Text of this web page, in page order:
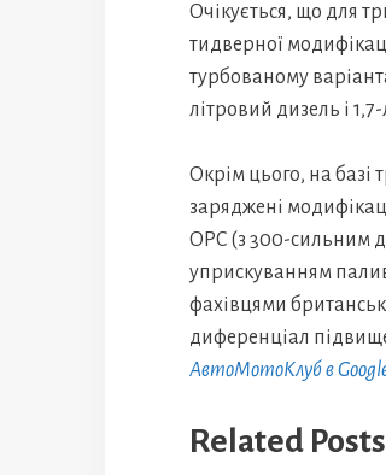
Очікується, що для
тидверної
турбованому
літровий дизель і
Окрім цього, на базі
заряджені
OPC (з 300-сильним
уприскуванням
фахівцями
диференціал
АвтоМотоКлуб в
Related